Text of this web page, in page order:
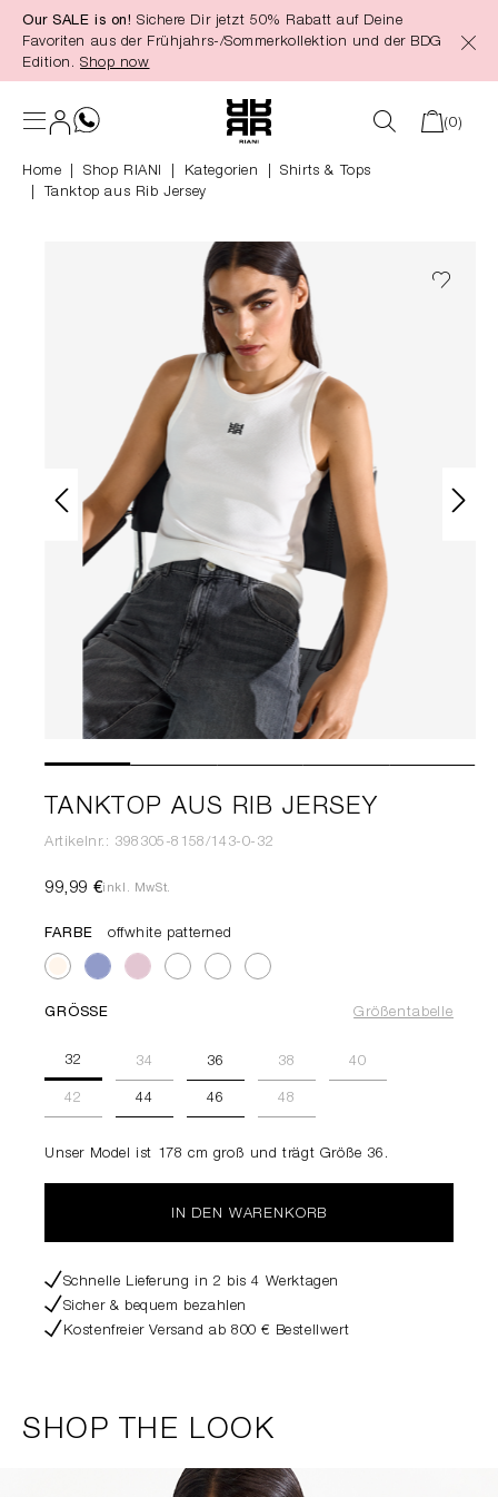
springen
Our SALE is on! Sichere Dir jetzt 50% Rabatt auf Deine
Favoriten aus der Frühjahrs-/Sommerkollektion und der BDG
Edition. Shop now
(0)
Home Shop RIANI Kategorien
Shirts & Tops
Tanktop aus Rib Jersey
TANKTOP AUS RIB JERSEY
Artikelnr.: 398305-8158/143-0-32
99,99 €inkl. MwSt.
FARBE offwhite patterned
GRÖSSE Größentabelle
32 34 36 38 40
42 44 46 48
Unser Model ist 178 cm groß und trägt Größe 36.
IN DEN WARENKORB
Schnelle Lieferung in 2 bis 4 Werktagen
Sicher & bequem bezahlen
Kostenfreier Versand ab 800 € Bestellwert
SHOP THE LOOK